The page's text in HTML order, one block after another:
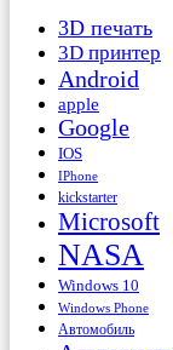
3D печать
3D принтер
Android
apple
Google
IOS
IPhone
kickstarter
Microsoft
NASA
Windows 10
Windows Phone
Автомобиль